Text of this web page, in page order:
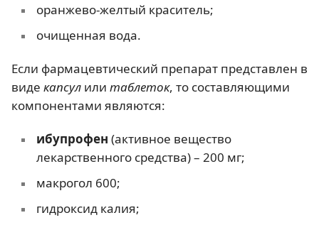
оранжево-желтый краситель;
очищенная вода.
Если фармацевтический препарат представлен в
виде капсул или таблеток, то составляющими
компонентами являются:
ибупрофен (активное вещество
лекарственного средства) – 200 мг;
макрогол 600;
гидроксид калия;